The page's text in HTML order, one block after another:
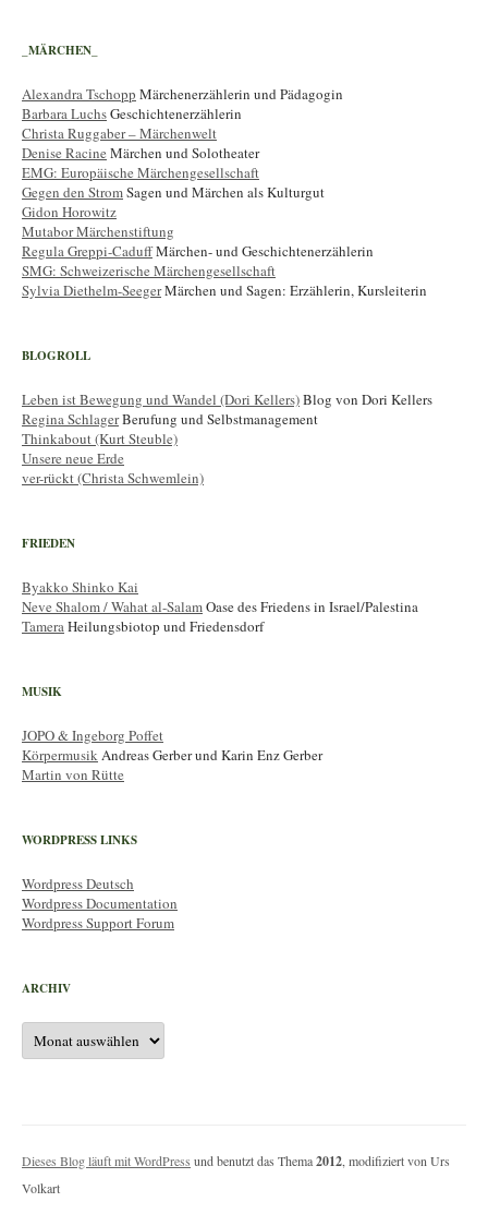
_MÄRCHEN_
Alexandra Tschopp Märchenerzählerin und Pädagogin
Barbara LuchsGeschichtenerzählerin
Christa Ruggaber – Märchenwelt
Denise Racine Märchen und Solotheater
EMG: Europäische Märchengesellschaft
Gegen den StromSagen und Märchen als Kulturgut
Gidon Horowitz
Mutabor Märchenstiftung
Regula Greppi-CaduffMärchen- und Geschichtenerzählerin
SMG: Schweizerische Märchengesellschaft
Sylvia Diethelm-SeegerMärchen und Sagen: Erzählerin, Kursleiterin
BLOGROLL
Leben ist Bewegung und Wandel (Dori Kellers)Blog von Dori Kellers
Regina SchlagerBerufung und Selbstmanagement
Thinkabout (Kurt Steuble)
Unsere neue Erde
ver-rückt (Christa Schwemlein)
FRIEDEN
Byakko Shinko Kai
Neve Shalom / Wahat al-SalamOase des Friedens in Israel/Palestina
TameraHeilungsbiotop und Friedensdorf
MUSIK
JOPO & Ingeborg Poffet
KörpermusikAndreas Gerber und Karin Enz Gerber
Martin von Rütte
WORDPRESS LINKS
Wordpress Deutsch
Wordpress Documentation
Wordpress Support Forum
ARCHIV
Archiv
Dieses Blog läuft mit WordPress und benutzt das Thema2012, modifiziert von Urs
Volkart